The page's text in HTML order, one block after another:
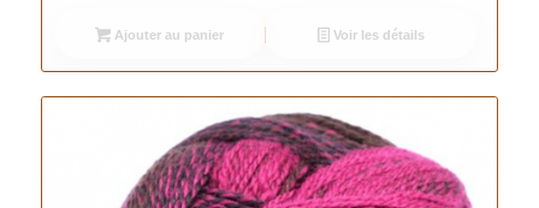
Ajouter au panier Voir les détails